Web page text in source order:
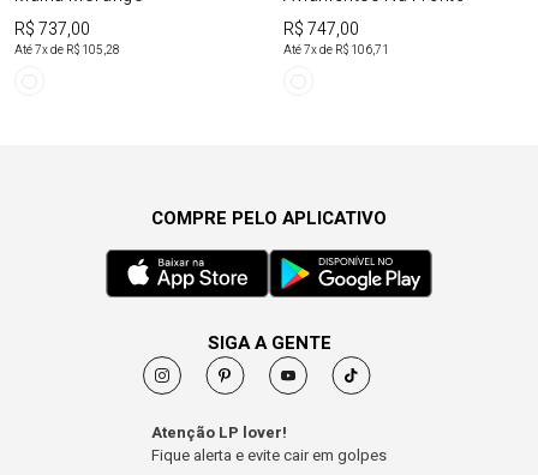
R$ 737,00
Até7x de R$ 105,28
R$ 747,00
Até7x de R$ 106,71
COMPRE PELO APLICATIVO
SIGA A GENTE
Atenção LP lover!
Fique alerta e evite cair em golpes